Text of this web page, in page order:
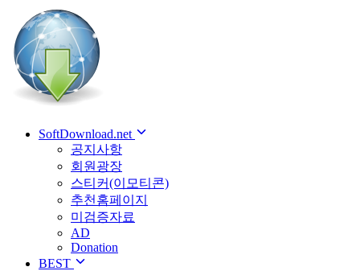
SoftDownload.net
공지사항
회원광장
스티커(이모티콘)
추천홈페이지
미검증자료
AD
Donation
BEST